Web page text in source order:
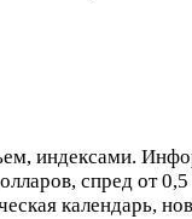
индексами.
спред от
календарь,